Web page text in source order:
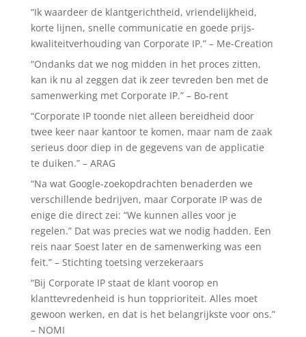
“Ik waardeer de klantgerichtheid, vriendelijkheid,
korte lijnen, snelle communicatie en goede prijs-
kwaliteitverhouding van Corporate IP.” – Me-Creation
“Ondanks dat we nog midden in het proces zitten,
kan ik nu al zeggen dat ik zeer tevreden ben met de
samenwerking met Corporate IP.” – Bo-rent
“Corporate IP toonde niet alleen bereidheid door
twee keer naar kantoor te komen, maar nam de zaak
serieus door diep in de gegevens van de applicatie
te duiken.” – ARAG
“Na wat Google-zoekopdrachten benaderden we
verschillende bedrijven, maar Corporate IP was de
enige die direct zei: “We kunnen alles voor je
regelen.” Dat was precies wat we nodig hadden. Een
reis naar Soest later en de samenwerking was een
feit.” – Stichting toetsing verzekeraars
“Bij Corporate IP staat de klant voorop en
klanttevredenheid is hun topprioriteit. Alles moet
gewoon werken, en dat is het belangrijkste voor ons.”
– NOMI